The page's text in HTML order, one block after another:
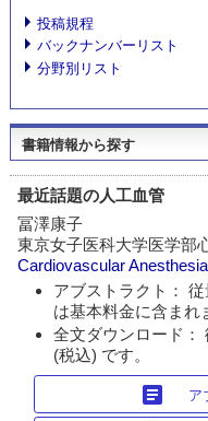
投稿規程
バックナンバーリスト
分野別リスト
書籍情報から探す
最近話題の人工血管
冨澤康子
東京女子医科大学医学部
Cardiovascular Anesthesia
アブストラクト：
は基本料金に含まれ
全文ダウンロード：
(税込) です。
article ア